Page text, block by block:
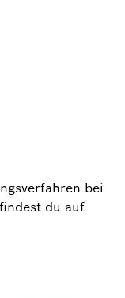
bei
du auf